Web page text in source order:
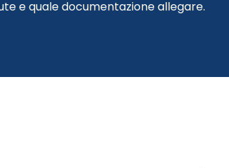
e quale documentazione allegare.